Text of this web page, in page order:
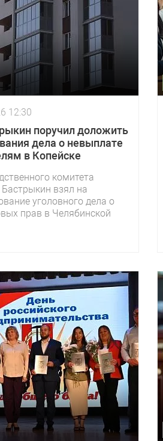
12:30
поручил доложить
дела о невыплате
в Копейске
комитета
взял на
уголовного дела о
прав в Челябинской